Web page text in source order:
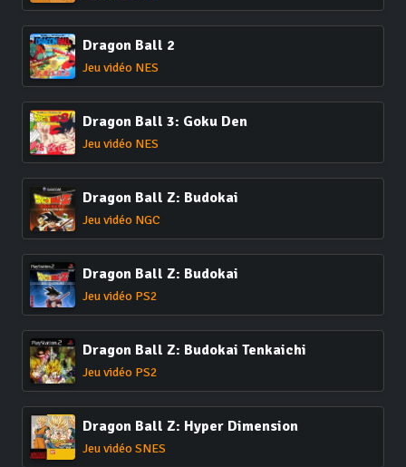
Dragon Ball 2
Jeu vidéo NES
Dragon Ball 3: Goku Den
Jeu vidéo NES
Dragon Ball Z: Budokai
Jeu vidéo NGC
Dragon Ball Z: Budokai
Jeu vidéo PS2
Dragon Ball Z: Budokai Tenkaichi
Jeu vidéo PS2
Dragon Ball Z: Hyper Dimension
Jeu vidéo SNES